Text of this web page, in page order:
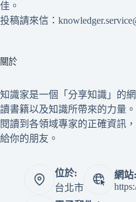
佳。
投稿請來信：
關於
知識家是一個「分享知識」的
讀書籍以及知識所帶來的力量
閱讀到各領域專家的正確資訊
給你的朋友。
位於:
台北市
網站: